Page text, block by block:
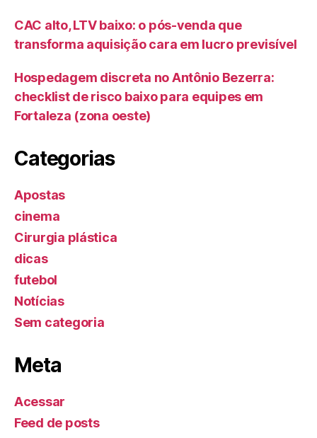
CAC alto, LTV baixo: o pós-venda que
transforma aquisição cara em lucro previsível
Hospedagem discreta no Antônio Bezerra:
checklist de risco baixo para equipes em
Fortaleza (zona oeste)
Categorias
Apostas
cinema
Cirurgia plástica
dicas
futebol
Notícias
Sem categoria
Meta
Acessar
Feed de posts